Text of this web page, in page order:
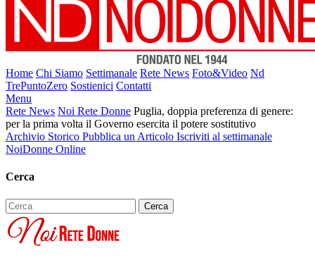
Home Chi Siamo Settimanale Rete News Foto&Video Nd
TrePuntoZero Sostienici Contatti
Menu
Rete News Noi Rete Donne Puglia, doppia preferenza di genere:
per la prima volta il Governo esercita il potere sostitutivo
Archivio Storico Pubblica un Articolo Iscriviti al settimanale
NoiDonne Online
Cerca